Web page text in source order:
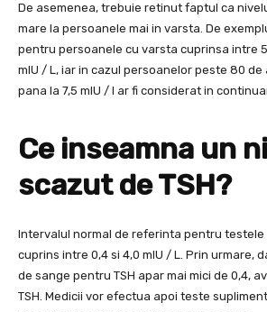
De asemenea, trebuie retinut faptul ca
mare la persoanele mai in varsta. De
pentru persoanele cu varsta cuprinsa intre
mIU / L, iar in cazul persoanelor peste 80 de
pana la 7,5 mIU / l ar fi considerat in
Ce inseamna un
scazut de TSH?
Intervalul normal de referinta pentru testele
cuprins intre 0,4 si 4,0 mIU / L. Prin urmare,
de sange pentru TSH apar mai mici de 0,4,
TSH. Medicii vor efectua apoi teste